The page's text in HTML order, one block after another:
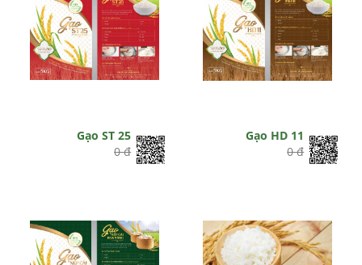
Gạo ST 25
0 đ
Gạo HD 11
0 đ